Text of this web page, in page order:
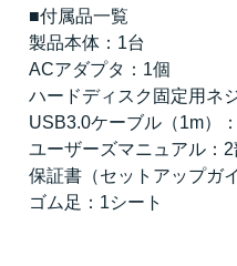
■付属品一覧
製品本体：1台
ACアダプタ：1個
ハードディスク固定用ネ
USB3.0ケーブル（1m）
ユーザーズマニュアル：2
保証書（セットアップガ
ゴム足：1シート